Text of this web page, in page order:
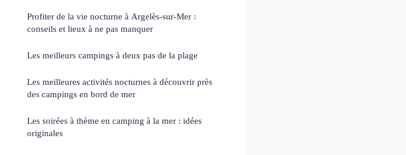
Profiter de la vie nocturne à Argelès-sur-Mer :
conseils et lieux à ne pas manquer
Les meilleurs campings à deux pas de la plage
Les meilleures activités nocturnes à découvrir près
des campings en bord de mer
Les soirées à thème en camping à la mer : idées
originales